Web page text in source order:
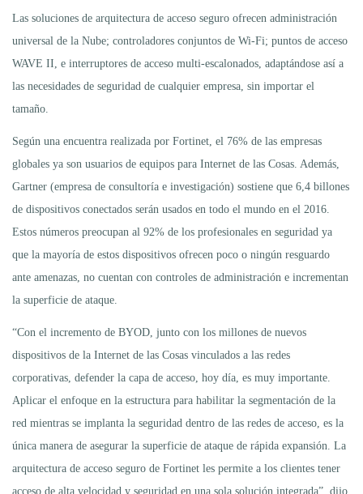
Las soluciones de arquitectura de acceso seguro ofrecen administración
universal de la Nube; controladores conjuntos de Wi-Fi; puntos de acceso
WAVE II, e interruptores de acceso multi-escalonados, adaptándose así a
las necesidades de seguridad de cualquier empresa, sin importar el
tamaño.
Según una encuentra realizada por Fortinet, el 76% de las empresas
globales ya son usuarios de equipos para Internet de las Cosas. Además,
Gartner (empresa de consultoría e investigación) sostiene que 6,4 billones
de dispositivos conectados serán usados en todo el mundo en el 2016.
Estos números preocupan al 92% de los profesionales en seguridad ya
que la mayoría de estos dispositivos ofrecen poco o ningún resguardo
ante amenazas, no cuentan con controles de administración e incrementan
la superficie de ataque.
“Con el incremento de BYOD, junto con los millones de nuevos
dispositivos de la Internet de las Cosas vinculados a las redes
corporativas, defender la capa de acceso, hoy día, es muy importante.
Aplicar el enfoque en la estructura para habilitar la segmentación de la
red mientras se implanta la seguridad dentro de las redes de acceso, es la
única manera de asegurar la superficie de ataque de rápida expansión. La
arquitectura de acceso seguro de Fortinet les permite a los clientes tener
acceso de alta velocidad y seguridad en una sola solución integrada”, dijo